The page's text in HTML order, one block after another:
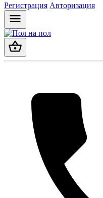
Регистрация Авторизация